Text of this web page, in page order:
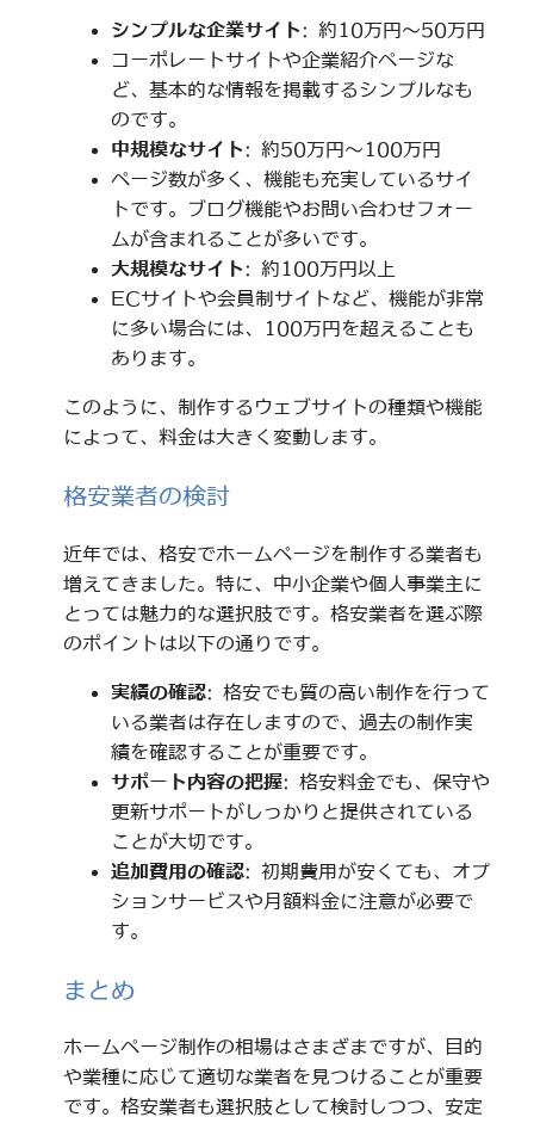
シンプルな企業サイト: 約10万円～50万円
コーポレートサイトや企業紹介ページな
ど、基本的な情報を掲載するシンプルなも
のです。
中規模なサイト: 約50万円～100万円
ページ数が多く、機能も充実しているサイ
トです。ブログ機能やお問い合わせフォー
ムが含まれることが多いです。
大規模なサイト: 約100万円以上
ECサイトや会員制サイトなど、機能が非常
に多い場合には、100万円を超えることも
あります。
このように、制作するウェブサイトの種類や機能
によって、料金は大きく変動します。
格安業者の検討
近年では、格安でホームページを制作する業者も
増えてきました。特に、中小企業や個人事業主に
とっては魅力的な選択肢です。格安業者を選ぶ際
のポイントは以下の通りです。
実績の確認: 格安でも質の高い制作を行って
いる業者は存在しますので、過去の制作実
績を確認することが重要です。
サポート内容の把握: 格安料金でも、保守や
更新サポートがしっかりと提供されている
ことが大切です。
追加費用の確認: 初期費用が安くても、オプ
ションサービスや月額料金に注意が必要で
す。
まとめ
ホームページ制作の相場はさまざまですが、目的
や業種に応じて適切な業者を見つけることが重要
です。格安業者も選択肢として検討しつつ、安定